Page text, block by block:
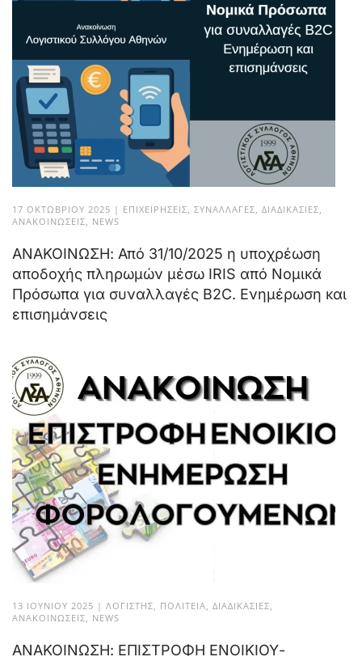
17 ΟΚΤΩΒΡΊΟΥ 2025 | ΕΠΙΧΕΙΡΉΣΕΙΣ, ΣΥΝΑΛΛΑΓΈΣ, ΔΙΑΔΙΚΑΣΊΕΣ,
ΑΝΑΚΟΙΝΏΣΕΙΣ, NEWS
ΑΝΑΚΟΙΝΩΣΗ: Από 31/10/2025 η υποχρέωση
αποδοχής πληρωμών μέσω IRIS από Νομικά
Πρόσωπα για συναλλαγές B2C. Ενημέρωση και
επισημάνσεις
13 ΙΟΥΝΊΟΥ 2025 | ΛΟΓΙΣΤΉΣ, ΠΟΛΙΤΕΊΑ, ΔΙΑΔΙΚΑΣΊΕΣ,
ΑΝΑΚΟΙΝΏΣΕΙΣ, NEWS
ΑΝΑΚΟΙΝΩΣΗ: ΕΠΙΣΤΡΟΦΗ ΕΝΟΙΚΙΟΥ-